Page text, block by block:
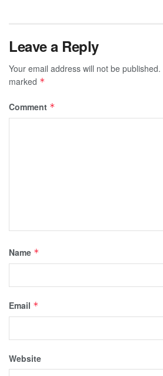
Leave a Reply
Your email address will not be published.
marked *
Comment *
Name *
Email *
Website